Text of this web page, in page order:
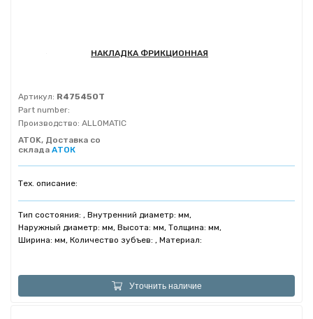
НАКЛАДКА ФРИКЦИОННАЯ
Артикул: R475450T
Part number:
Производство: ALLOMATIC
ATOK, Доставка со
склада АТОК
Тех. описание:
Тип состояния: , Внутренний диаметр: мм,
Наружный диаметр: мм, Высота: мм, Толщина: мм,
Ширина: мм, Количество зубъев: , Материал:
Уточнить наличие